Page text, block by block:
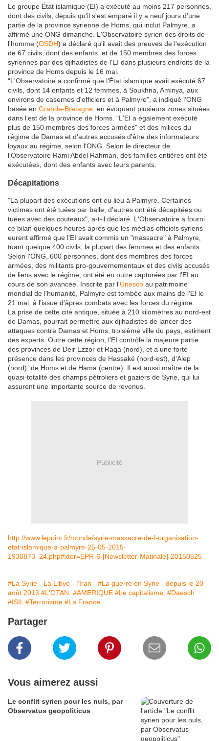
Le groupe État islamique (EI) a exécuté au moins 217 personnes,
dont des civils, depuis qu'il s'est emparé il y a neuf jours d'une
partie de la province syrienne de Homs, qui inclut Palmyre, a
affirmé une ONG dimanche. L'Observatoire syrien des droits de
l'homme (OSDH) a déclaré qu'il avait des preuves de l'exécution
de 67 civils, dont des enfants, et de 150 membres des forces
syriennes par des djihadistes de l'EI dans plusieurs endroits de la
province de Homs depuis le 16 mai.
"L'Observatoire a confirmé que l'État islamique avait exécuté 67
civils, dont 14 enfants et 12 femmes, à Soukhna, Amiriya, aux
environs de casernes d'officiers et à Palmyre", a indiqué l'ONG
basée en Grande-Bretagne , en évoquant plusieurs zones situées
dans l'est de la province de Homs. "L'EI a également exécuté
plus de 150 membres des forces armées" et des milices du
régime de Damas et d'autres accusés d'être des informateurs
loyaux au régime, selon l'ONG. Selon le directeur de
l'Observatoire Rami Abdel Rahman, des familles entières ont été
exécutées, dont des enfants avec leurs parents.
Décapitations
"La plupart des exécutions ont eu lieu à Palmyre. Certaines
victimes ont été tuées par balle, d'autres ont été décapitées ou
tuées avec des couteaux", a-t-il déclaré. L'Observatoire a fourni
ce bilan quelques heures après que les médias officiels syriens
eurent affirmé que l'EI avait commis un "massacre" à Palmyre,
tuant quelque 400 civils, la plupart des femmes et des enfants.
Selon l'ONG, 600 personnes, dont des membres des forces
armées, des militants pro-gouvernementaux et des civils accusés
de liens avec le régime, ont été en outre capturées par l'EI au
cours de son avancée. Inscrite par l'Unesco au patrimoine
mondial de l'humanité, Palmyre est tombée aux mains de l'EI le
21 mai, à l'issue d'âpres combats avec les forces du régime.
La prise de cette cité antique, située à 210 kilomètres au nord-est
de Damas, pourrait permettre aux djihadistes de lancer des
attaques contre Damas et Homs, troisième ville du pays, estiment
des experts. Outre cette région, l'EI contrôle la majeure partie
des provinces de Deir Ezzor et Raqa (nord), et a une forte
présence dans les provinces de Hassaké (nord-est), d'Alep
(nord), de Homs et de Hama (centre). Il est aussi maître de la
quasi-totalité des champs pétroliers et gaziers de Syrie, qui lui
assurent une importante source de revenus.
Publicité
http://www.lepoint.fr/monde/syrie-massacre-de-l-organisation-
etat-islamique-a-palmyre-25-05-2015-
1930873_24.php#xtor=EPR-6-[Newsletter-Matinale]-20150525
#La Syrie - La Libye - l'Iran - #La guerre en Syrie - depuis le 20
août 2013 #L'OTAN. #AMERIQUE #Le capitalisme; #Daesch
#ISIL #Terrorisme #La France
Partager
Vous aimerez aussi
Le conflit syrien pour les nuls, par
Observatus geopoliticus